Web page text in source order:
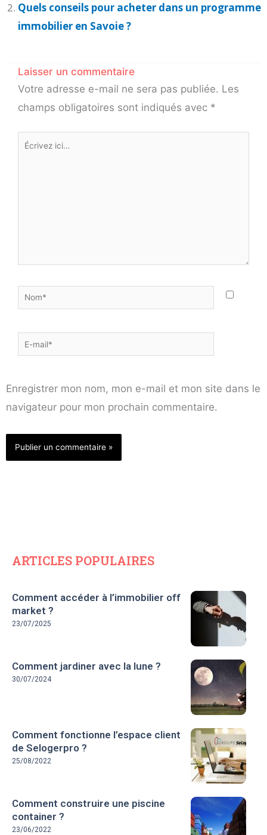
Quels conseils pour acheter dans un programme
immobilier en Savoie ?
Laisser un commentaire
Votre adresse e-mail ne sera pas publiée. Les
champs obligatoires sont indiqués avec *
Écrivez
Nom*
E-
mail*
Enregistrer mon nom, mon e-mail et mon site dans le
navigateur pour mon prochain commentaire.
ARTICLES POPULAIRES
Comment accéder à l’immobilier off
market ?
23/07/2025
Comment jardiner avec la lune ?
30/07/2024
Comment fonctionne l’espace client
de Selogerpro ?
25/08/2022
Comment construire une piscine
container ?
23/06/2022